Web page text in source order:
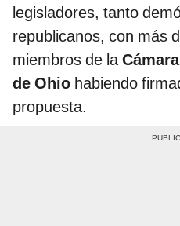
legisladores, tanto
republicanos, con más
miembros de la
de Ohio habiendo
propuesta.